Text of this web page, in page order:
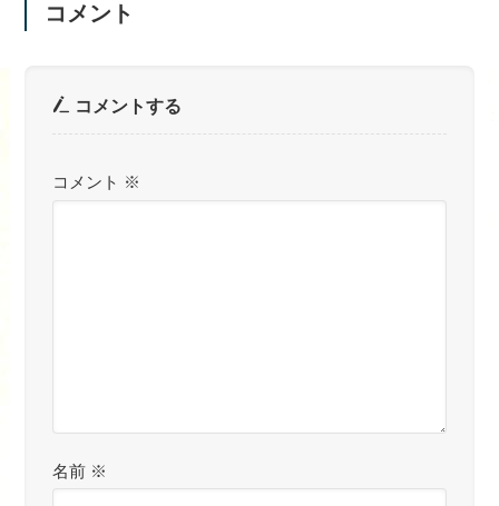
コメント
コメントする
コメント ※
名前 ※